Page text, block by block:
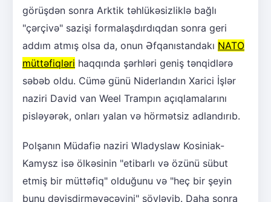
görüşdən sonra Arktik təhlükəsizliklə bağlı
"çərçivə" sazişi formalaşdırdıqdan sonra geri
addım atmış olsa da, onun Əfqanıstandakı NATO
müttəfiqləri haqqında şərhləri geniş tənqidlərə
səbəb oldu. Cümə günü Niderlandın Xarici İşlər
naziri David van Weel Trampın açıqlamalarını
pisləyərək, onları yalan və hörmətsiz adlandırıb.
Polşanın Müdafiə naziri Wladyslaw Kosiniak-
Kamysz isə ölkəsinin "etibarlı və özünü sübut
etmiş bir müttəfiq" olduğunu və "heç bir şeyin
bunu dəyişdirməyəcəyini" söyləyib. Daha sonra